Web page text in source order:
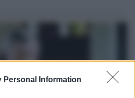
Personal Information